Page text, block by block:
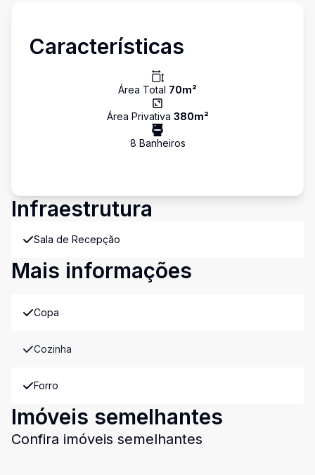
Características
Área Total 70m²
Área Privativa 380m²
8 Banheiros
Infraestrutura
Sala de Recepção
Mais informações
Copa
Cozinha
Forro
Imóveis semelhantes
Confira imóveis semelhantes